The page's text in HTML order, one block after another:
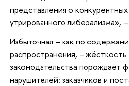
представления о конкурентных
утрированного либерализма»,
Избыточная – как по
распространения, –
законодательства порождает
нарушителей: заказчиков и